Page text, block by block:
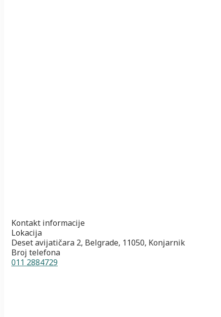
Kontakt informacije
Lokacija
Deset avijatičara 2, Belgrade, 11050, Konjarnik
Broj telefona
011 2884729